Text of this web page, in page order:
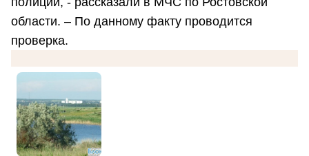
области. – По данному факту проводится
проверка.